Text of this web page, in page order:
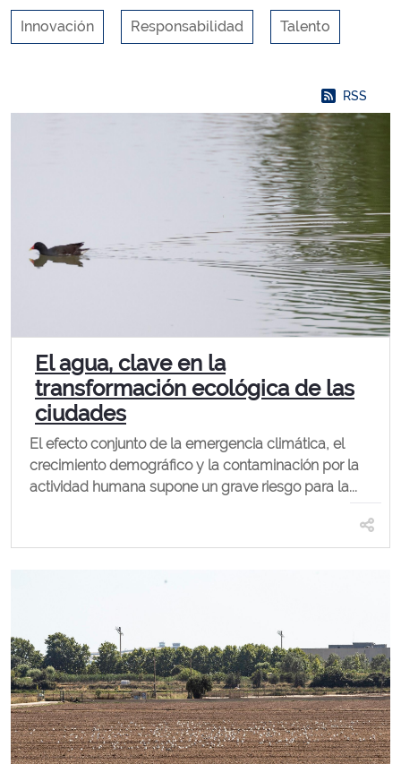
Innovación Responsabilidad Talento
RSS
El agua, clave en la
transformación ecológica de las
ciudades
El efecto conjunto de la emergencia climática, el
crecimiento demográfico y la contaminación por la
actividad humana supone un grave riesgo para la...